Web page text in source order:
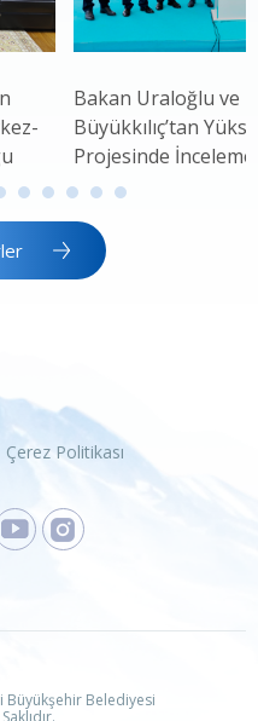
Bakan Uraloğlu ve
Büyükkılıç’tan
Projesinde İnceleme
Çerez Politikası
Büyükşehir Belediyesi